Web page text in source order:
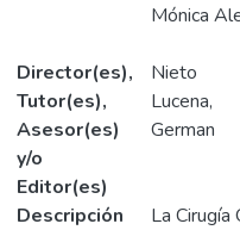
Mónica
Director(es),
Tutor(es),
Asesor(es)
y/o
Editor(es)
Nieto
Lucena,
German
Descripción
La Cirugía